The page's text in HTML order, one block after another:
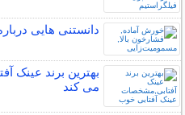
دانستنی هایی
بهترین برند عینک
می کند